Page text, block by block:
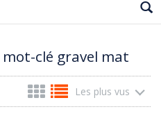
clé gravel mat
Les plus vus